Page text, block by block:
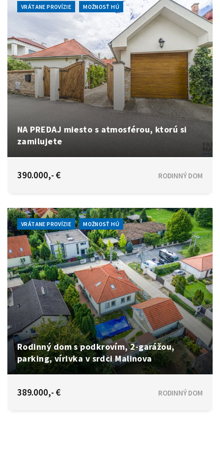
VRÁTANE PROVÍZIE MOŽNOSŤ HÚ
NA PREDAJ miesto s atmosférou, ktorú si
zamilujete
RODINNÝ DOM
390.000,- €
VRÁTANE PROVÍZIE MOŽNOSŤ HÚ
Rodinný dom s podkrovím, 2-garážou,
parking, vírivka v srdci Malinova
RODINNÝ DOM
389.000,- €